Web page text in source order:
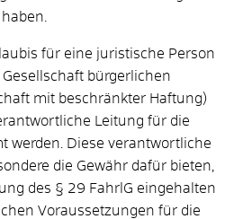
für eine juristische Person
bürgerlichen
mit beschränkter Haftung)
Leitung für die
werden. Diese verantwortliche
die Gewähr dafür bieten,
des § 29 FahrlG eingehalten
Voraussetzungen für die